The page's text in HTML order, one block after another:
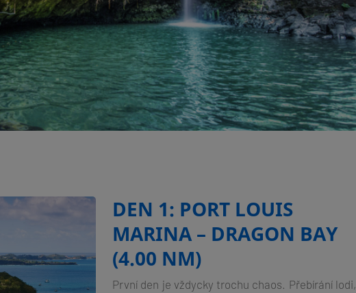
DEN 1: PORT LOUIS
MARINA – DRAGON BAY
(4.00 NM)
První den je vždycky trochu chaos. Přebírání lodi,